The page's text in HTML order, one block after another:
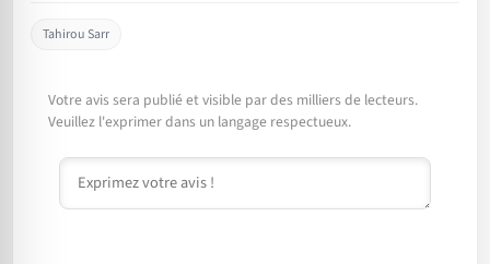
Tahirou Sarr
Votre avis sera publié et visible par des milliers de lecteurs.
Veuillez l'exprimer dans un langage respectueux.
Commentaire